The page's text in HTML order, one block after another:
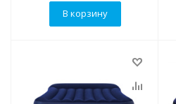
В корзину